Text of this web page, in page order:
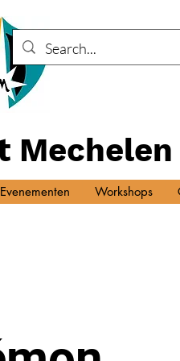
Mechelen
Evenementen Workshops